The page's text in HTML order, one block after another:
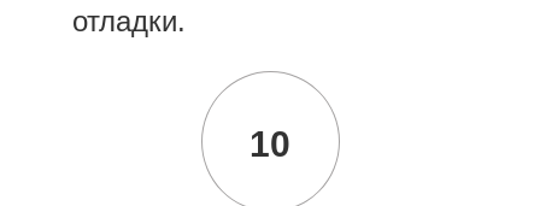
отладки.
10